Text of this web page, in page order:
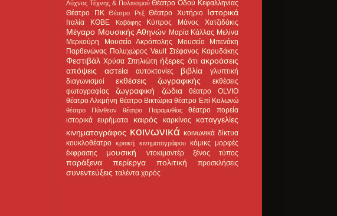
Λύχνος Τέχνης & Πολιτισμού Θέατρο Οδού Κεφαλληνίας
Θέατρο ΠΚ
Θέατρο Ρεξ Θέατρο Χυτήριο Ιστορικά
Ιταλία ΚΘΒΕ Καβάφης Κύπρος Μάνος Χατζιδάκις
Μέγαρο Μουσικής Αθηνών Μαρία Κάλλας Μελίνα
Μερκούρη
Μουσείο Ακρόπολης
Μουσείο Μπενάκη
Παρθενώνας Πολυχώρος Vault Στέφανος Καρυδάκης
Φεστιβάλ Χρύσα Σπηλιώτη ήξερες ότι ακροάσεις
απόψεις
αστεία αυτοκτονίες βιβλία
γλυπτική
διαγωνισμοί
εκθέσεις ζωγραφικής
εκθέσεις
φωτογραφίας
ζωγραφική ζώδια
θέατρο OLVIO
θέατρο Αλκμήνη θέατρο Βικτώρια θέατρο Επί Κολωνώ
θέατρο Πάνθεον θέατρο Παραμυθίας
θέατρο πορεία
ιστορικά ευρήματα
καιρός καρκίνος
καταγγελίες
κινηματογράφος κοινωνικά κοινωνικά δίκτυα
κουκλοθέατρο
κριτική κινηματογράφου κόμικς μορφές
έκφρασης
μουσική ντοκιμαντέρ ξένος τύπος
παράξενα περίεργα πολιτική προσκλήσεις
συνεντεύξεις ταλέντα χορός